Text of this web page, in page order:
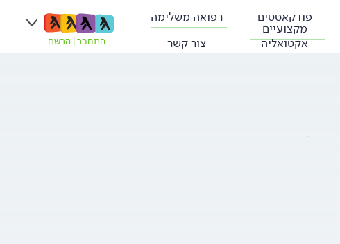
פודקאסטים
מקצועיים
רפואה משלימה
אקטואליה צור קשר התחבר הרשם